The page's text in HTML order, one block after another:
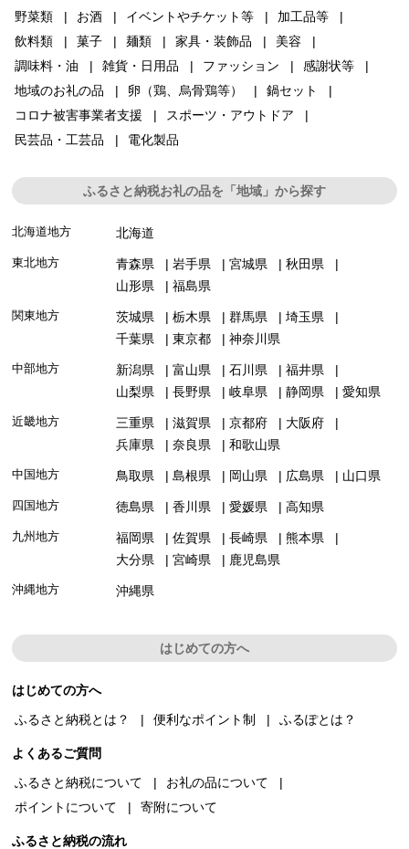
野菜類
お酒 イベントやチケット等
加工品等
飲料類
菓子 麺類 家具・装飾品
美容
調味料・油
雑貨・日用品 ファッション
感謝状等
地域のお礼の品
卵（鶏、烏骨鶏等）
鍋セット
コロナ被害事業者支援
スポーツ・アウトドア
民芸品・工芸品
電化製品
ふるさと納税お礼の品を「地域」から探す
北海道地方 北海道
東北地方 青森県 岩手県 宮城県
秋田県
山形県
福島県
関東地方 茨城県 栃木県 群馬県
埼玉県
千葉県
東京都 神奈川県
中部地方 新潟県 富山県 石川県
福井県
山梨県
長野県 岐阜県 静岡県 愛知県
近畿地方 三重県 滋賀県 京都府
大阪府
兵庫県
奈良県 和歌山県
中国地方 鳥取県 島根県 岡山県 広島県 山口県
四国地方 徳島県 香川県 愛媛県 高知県
九州地方 福岡県 佐賀県 長崎県
熊本県
大分県
宮崎県 鹿児島県
沖縄地方 沖縄県
はじめての方へ
はじめての方へ
ふるさと納税とは？
便利なポイント制 ふるぽとは？
よくあるご質問
ふるさと納税について
お礼の品について
ポイントについて
寄附について
ふるさと納税の流れ